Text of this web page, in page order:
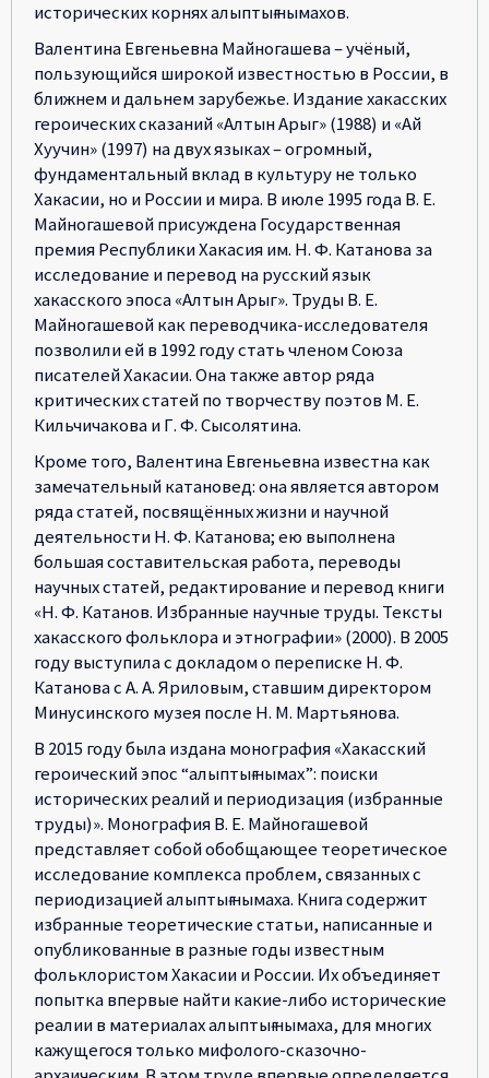
исторических корнях алыптығ нымахов.
Валентина Евгеньевна Майногашева – учёный,
пользующийся широкой известностью в России, в
ближнем и дальнем зарубежье. Издание хакасских
героических сказаний «Алтын Арыг» (1988) и «Ай
Хуучин» (1997) на двух языках – огромный,
фундаментальный вклад в культуру не только
Хакасии, но и России и мира. В июле 1995 года В. Е.
Майногашевой присуждена Государственная
премия Республики Хакасия им. Н. Ф. Катанова за
исследование и перевод на русский язык
хакасского эпоса «Алтын Арыг». Труды В. Е.
Майногашевой как переводчика-исследователя
позволили ей в 1992 году стать членом Союза
писателей Хакасии. Она также автор ряда
критических статей по творчеству поэтов М. Е.
Кильчичакова и Г. Ф. Сысолятина.
Кроме того, Валентина Евгеньевна известна как
замечательный катановед: она является автором
ряда статей, посвящённых жизни и научной
деятельности Н. Ф. Катанова; ею выполнена
большая составительская работа, переводы
научных статей, редактирование и перевод книги
«Н. Ф. Катанов. Избранные научные труды. Тексты
хакасского фольклора и этнографии» (2000). В 2005
году выступила с докладом о переписке Н. Ф.
Катанова с А. А. Яриловым, ставшим директором
Минусинского музея после Н. М. Мартьянова.
В 2015 году была издана монография «Хакасский
героический эпос “алыптығ нымах”: поиски
исторических реалий и периодизация (избранные
труды)». Монография В. Е. Майногашевой
представляет собой обобщающее теоретическое
исследование комплекса проблем, связанных с
периодизацией алыптығ нымаха. Книга содержит
избранные теоретические статьи, написанные и
опубликованные в разные годы известным
фольклористом Хакасии и России. Их объединяет
попытка впервые найти какие-либо исторические
реалии в материалах алыптығ нымаха, для многих
кажущегося только мифолого-сказочно-